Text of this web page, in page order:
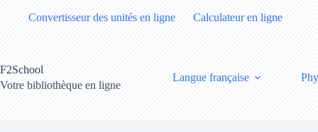
Convertisseur des unités en ligne Calculateur en ligne
F2School
Votre bibliothèque en ligne
Langue française